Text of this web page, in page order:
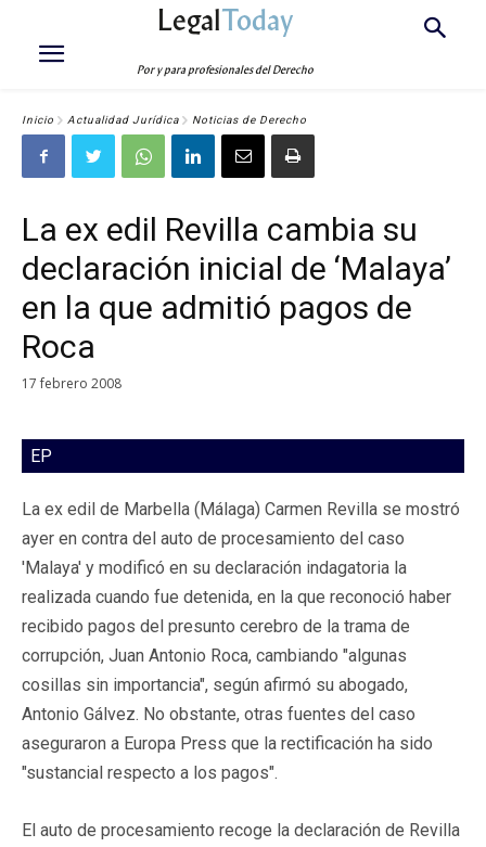
LegalToday
Por y para profesionales del Derecho
Inicio Actualidad Jurídica Noticias de Derecho
La ex edil Revilla cambia su
declaración inicial de ‘Malaya’
en la que admitió pagos de
Roca
17 febrero 2008
EP
La ex edil de Marbella (Málaga) Carmen Revilla se mostró
ayer en contra del auto de procesamiento del caso
'Malaya' y modificó en su declaración indagatoria la
realizada cuando fue detenida, en la que reconoció haber
recibido pagos del presunto cerebro de la trama de
corrupción, Juan Antonio Roca, cambiando "algunas
cosillas sin importancia", según afirmó su abogado,
Antonio Gálvez. No obstante, otras fuentes del caso
aseguraron a Europa Press que la rectificación ha sido
"sustancial respecto a los pagos".
El auto de procesamiento recoge la declaración de Revilla